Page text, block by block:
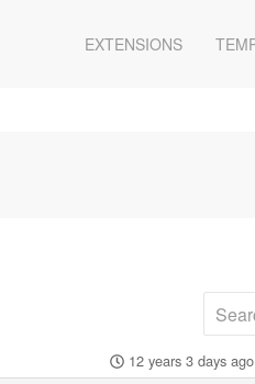
EXTENSIONS
12 years 3 days ago